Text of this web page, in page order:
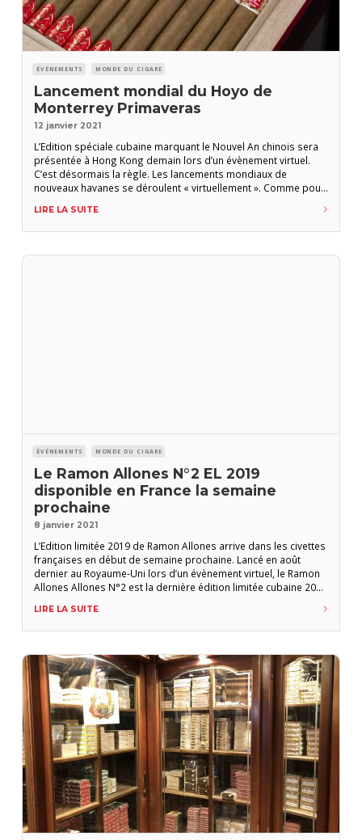
ÉVÉNEMENTS MONDE DU CIGARE
Lancement mondial du Hoyo de
Monterrey Primaveras
12 janvier 2021
L’Edition spéciale cubaine marquant le Nouvel An chinois sera
présentée à Hong Kong demain lors d’un évènement virtuel.
C’est désormais la règle. Les lancements mondiaux de
nouveaux havanes se déroulent « virtuellement ». Comme pour
Connossieur N° 2, le Primaveras de Hoyo de Monterrey sera
dévoilé mercredi 13 janvier 2021
LIRE LA SUITE
ÉVÉNEMENTS MONDE DU CIGARE
Le Ramon Allones N°2 EL 2019
disponible en France la semaine
prochaine
8 janvier 2021
L’Edition limitée 2019 de Ramon Allones arrive dans les civettes
françaises en début de semaine prochaine. Lancé en août
dernier au Royaume-Uni lors d’un évènement virtuel, le Ramon
Allones Allones N°2 est la dernière édition limitée cubaine 2019
Montecristo Supremos. Il s’agit d’un figurado, réédition du
module choisi pour
LIRE LA SUITE